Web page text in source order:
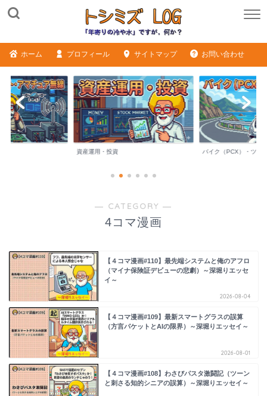
ホーム プロフィール サイトマップ お問い合わせ
資産運用・投資 バイク（PCX）・ツー
― CATEGORY ―
4コマ漫画
【４コマ漫画#110】最先端システムと俺のアフロ
（マイナ保険証デビューの悲劇）～深堀りエッセ
イ～
2026-08-04
【４コマ漫画#109】最新スマートグラスの誤算
（方言パケットとAIの限界）～深堀りエッセイ～
2026-08-01
【４コマ漫画#108】わさびパスタ激闘記（ツーン
と刺さる知的シニアの誤算）～深堀りエッセイ～